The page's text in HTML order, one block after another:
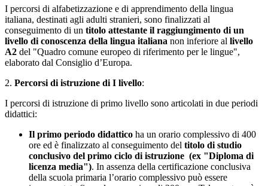
I percorsi di alfabetizzazione e di apprendimento della lingua
italiana, destinati agli adulti stranieri, sono finalizzati al
conseguimento di un titolo attestante il raggiungimento di un
livello di conoscenza della lingua italiana non inferiore al livello
A2 del "Quadro comune europeo di riferimento per le lingue",
elaborato dal Consiglio d’Europa.
2. Percorsi di istruzione di I livello:
I percorsi di istruzione di primo livello sono articolati in due periodi
didattici:
Il primo periodo didattico ha un orario complessivo di 400
ore ed è finalizzato al conseguimento del titolo di studio
conclusivo del primo ciclo di istruzione (ex "Diploma di
licenza media"). In assenza della certificazione conclusiva
della scuola primaria l’orario complessivo può essere